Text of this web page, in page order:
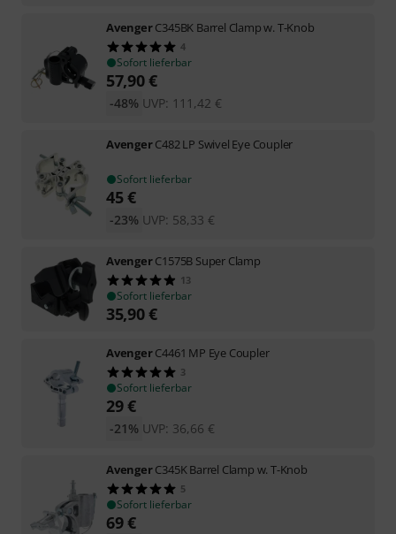
AvengerC345BK Barrel Clamp w. T-Knob
4
Sofort lieferbar
57,90€
UVP: 111,42 €
-48%
AvengerC482 LP Swivel Eye Coupler
Sofort lieferbar
45€
UVP: 58,33 €
-23%
AvengerC1575B Super Clamp
13
Sofort lieferbar
35,90€
AvengerC4461 MP Eye Coupler
3
Sofort lieferbar
29€
UVP: 36,66 €
-21%
AvengerC345K Barrel Clamp w. T-Knob
5
Sofort lieferbar
69€